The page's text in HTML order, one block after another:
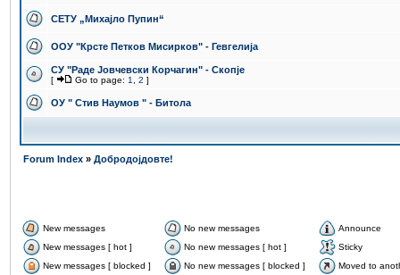
СЕТУ „Михајло Пупин“
ООУ "Крсте Петков Мисирков" - Гевгелија
СУ "Раде Јовчевски Корчагин" - Скопје
[ Go to page: 1 2 ]
ОУ " Стив Наумов " - Битола
Forum Index » Добродојдовте!
New messages No new messages
Announce
New messages [ hot ]
No new messages [ hot ]
Sticky
New messages [ blocked ]
No new messages [ blocked ] Moved to